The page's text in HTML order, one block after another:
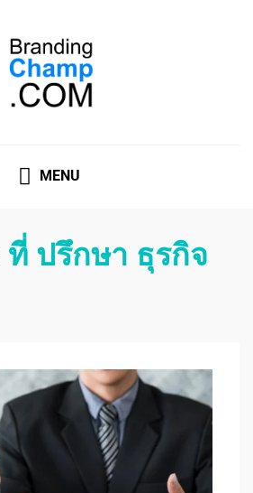
MENU
ที่ ปรึกษา ธุรกิจ